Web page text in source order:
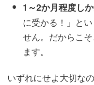
1～2か月程度し
に受かる！」と
せん。だからこ
ます。
いずれにせよ大切な